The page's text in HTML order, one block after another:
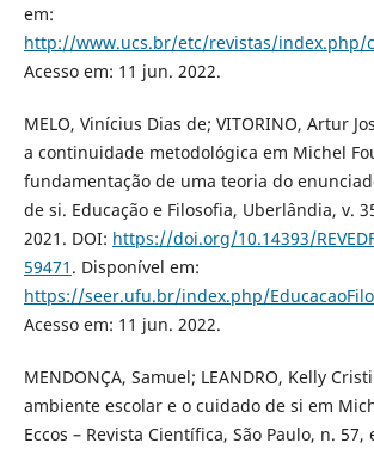
em:
http://www.ucs.br/etc/revistas/
Acesso em: 11 jun. 2022.
MELO, Vinícius Dias de; VITORINO, Artur
a continuidade metodológica em Michel
fundamentação de uma teoria do
de si. Educação e Filosofia, Uberlândia, v.
2021. DOI: https://doi.org/10.14393/
59471 . Disponível em:
https://seer.ufu.br/index.php/
Acesso em: 11 jun. 2022.
MENDONÇA, Samuel; LEANDRO, Kelly
ambiente escolar e o cuidado de si em
Eccos – Revista Científica, São Paulo, n. 57,